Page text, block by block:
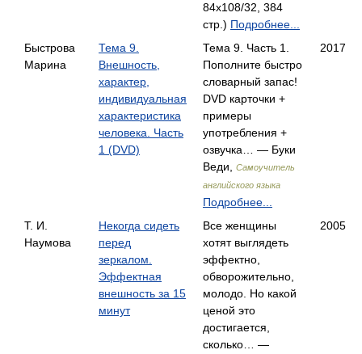
84x108/32, 384
стр.) Подробнее...
Быстрова
Марина
Тема 9.
Внешность,
характер,
индивидуальная
характеристика
человека. Часть
1 (DVD)
Тема 9. Часть 1.
Пополните быстро
словарный запас!
DVD карточки +
примеры
употребления +
озвучка… — Буки
Веди,
Самоучитель
английского языка
Подробнее...
2017
Т. И.
Наумова
Некогда сидеть
перед
зеркалом.
Эффектная
внешность за 15
минут
Все женщины
хотят выглядеть
эффектно,
обворожительно,
молодо. Но какой
ценой это
достигается,
сколько… —
2005